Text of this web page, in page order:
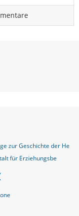
zur Geschichte der He
für Erziehungsbe